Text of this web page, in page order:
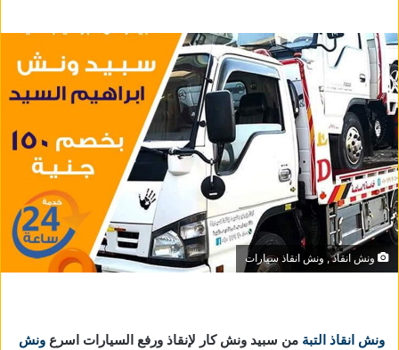
ونش انقاذ , ونش انقاذ سيارات
ونش انقاذ التبة من سبيد ونش كار لإنقاذ ورفع السيارات اسرع ونش